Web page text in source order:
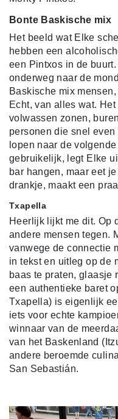
Bonte Baskische mix
Het beeld wat Elke
hebben een
een Pintxos in de
onderweg naar de
Baskische mix
Echt, van alles wat.
volwassen zonen,
personen die snel
lopen naar de
gebruikelijk, legt Elke
bar hangen, maar eet
drankje, maakt een
Txapella
Heerlijk lijkt me dit. Op
andere mensen tegen.
vanwege de connectie
in tekst en uitleg op de
baas te praten, glaasje
een authentieke baret
Txapella) is eigenlijk
iets voor echte
winnaar van de
van het Baskenland
andere beroemde
San Sebastián.